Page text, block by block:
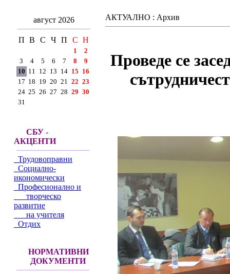
август 2026
П В С Ч П С Н
1
2
3
4 5 6 7 8
9
10 11 12 13 14 15 16
17 18 19 20 21 22 23
24 25 26 27 28 29 30
31
СБУ -
АКЦЕНТИ
Трудовоправни
Социално-
икономически
Професионално и
творческо
развитие
на учителя
Отдих
НОРМАТИВНИ
ДОКУМЕНТИ
АКТУАЛНО : Архив
Проведе се